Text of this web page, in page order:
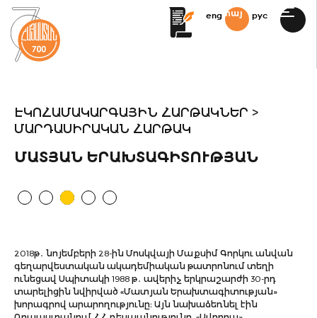
հայ
eng рус
ԷԿՈՀԱՄԱԿԱՐԳԱՅԻՆ ՀԱՐԹԱԿՆԵՐ >
ՄԱՐԴԱՍԻՐԱԿԱՆ ՀԱՐԹԱԿ
ՄԱՏՅԱՆ ԵՐԱԽՏԱԳԻՏՈՒԹՅԱՆ
2018թ․ նոյեմբերի 28-ին Մոսկվայի Մաքսիմ Գորկու անվան
գեղարվեստական ակադեմիական թատրոնում տեղի
ունեցավ Սպիտակի 1988 թ․ ավերիչ երկրաշարժի 30-րդ
տարելիցին նվիրված «Մատյան Երախտագիտության»
խորագրով արարողությունը։ Այն նախաձեռնել էին